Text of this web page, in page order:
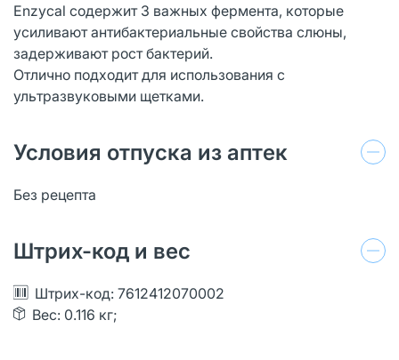
Enzycal содержит 3 важных фермента, которые
усиливают антибактериальные свойства слюны,
задерживают рост бактерий.
Отлично подходит для использования с
ультразвуковыми щетками.
Условия отпуска из аптек
Без рецепта
Штрих-код и вес
Штрих-код: 7612412070002
Вес: 0.116 кг;